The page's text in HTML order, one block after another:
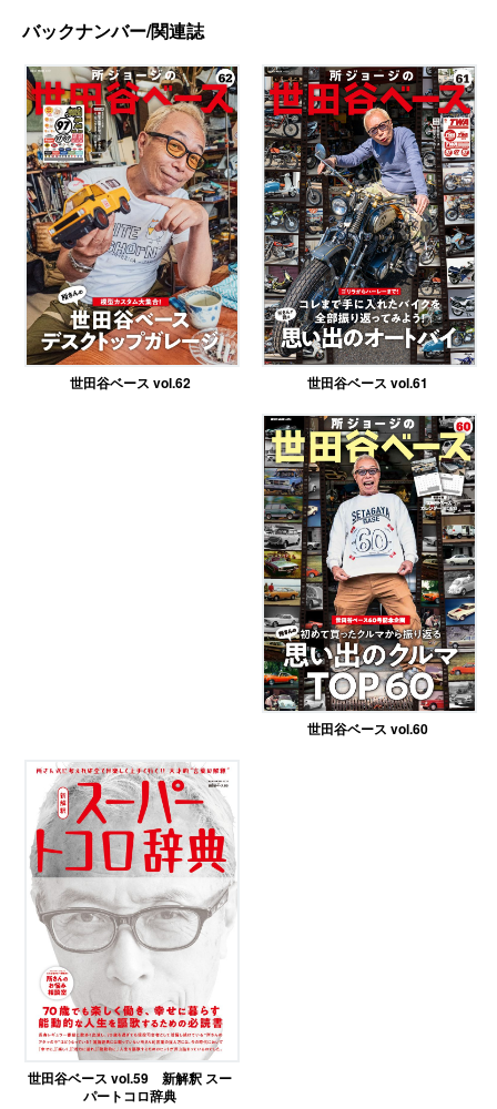
バックナンバー/関連誌
世田谷ベース vol.62 世田谷ベース vol.61
世田谷ベース vol.60
世田谷ベース vol.59 新解釈 スー
パートコロ辞典